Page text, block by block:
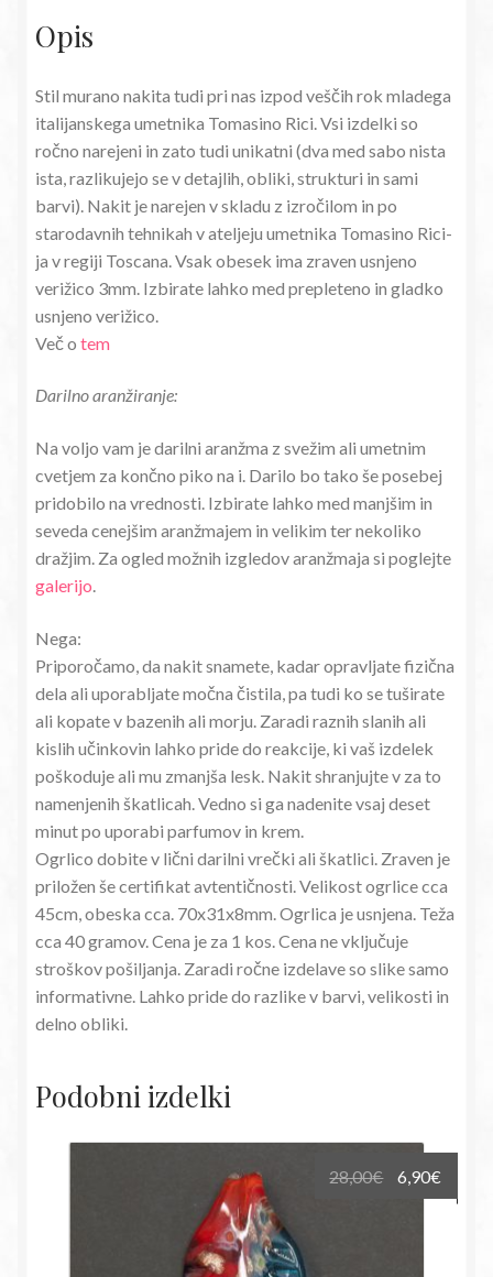
Opis
Stil murano nakita tudi pri nas izpod veščih rok mladega
italijanskega umetnika Tomasino Rici. Vsi izdelki so
ročno narejeni in zato tudi unikatni (dva med sabo nista
ista, razlikujejo se v detajlih, obliki, strukturi in sami
barvi). Nakit je narejen v skladu z izročilom in po
starodavnih tehnikah v ateljeju umetnika Tomasino Rici-
ja v regiji Toscana. Vsak obesek ima zraven usnjeno
verižico 3mm. Izbirate lahko med prepleteno in gladko
usnjeno verižico.
Več o tem
Darilno aranžiranje:
Na voljo vam je darilni aranžma z svežim ali umetnim
cvetjem za končno piko na i. Darilo bo tako še posebej
pridobilo na vrednosti. Izbirate lahko med manjšim in
seveda cenejšim aranžmajem in velikim ter nekoliko
dražjim. Za ogled možnih izgledov aranžmaja si poglejte
galerijo.
Nega:
Priporočamo, da nakit snamete, kadar opravljate fizična
dela ali uporabljate močna čistila, pa tudi ko se tuširate
ali kopate v bazenih ali morju. Zaradi raznih slanih ali
kislih učinkovin lahko pride do reakcije, ki vaš izdelek
poškoduje ali mu zmanjša lesk. Nakit shranjujte v za to
namenjenih škatlicah. Vedno si ga nadenite vsaj deset
minut po uporabi parfumov in krem.
Ogrlico dobite v lični darilni vrečki ali škatlici. Zraven je
priložen še certifikat avtentičnosti. Velikost ogrlice cca
45cm, obeska cca. 70x31x8mm. Ogrlica je usnjena. Teža
cca 40 gramov. Cena je za 1 kos. Cena ne vključuje
stroškov pošiljanja. Zaradi ročne izdelave so slike samo
informativne. Lahko pride do razlike v barvi, velikosti in
delno obliki.
Podobni izdelki
28,00€
Izvirna
cena
6,90€
cena